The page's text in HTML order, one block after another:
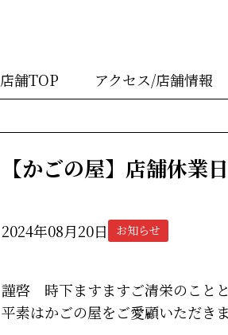
店舗TOP アクセス/店舗情報
【かごの屋】店舗休業
2024年08月20日 お知らせ
謹啓 時下ますますご清栄のことと
平素はかごの屋をご愛顧いただき